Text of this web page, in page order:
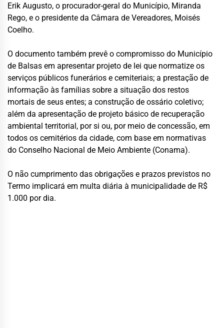
Erik Augusto, o procurador-geral do Município, Miranda
Rego, e o presidente da Câmara de Vereadores, Moisés
Coelho.
O documento também prevê o compromisso do Município
de Balsas em apresentar projeto de lei que normatize os
serviços públicos funerários e cemiteriais; a prestação de
informação às famílias sobre a situação dos restos
mortais de seus entes; a construção de ossário coletivo;
além da apresentação de projeto básico de recuperação
ambiental territorial, por si ou, por meio de concessão, em
todos os cemitérios da cidade, com base em normativas
do Conselho Nacional de Meio Ambiente (Conama).
O não cumprimento das obrigações e prazos previstos no
Termo implicará em multa diária à municipalidade de R$
1.000 por dia.